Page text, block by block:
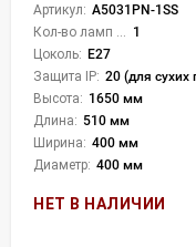
Артикул: A5031PN-1SS
1
Цоколь: E27
Защита IP: 20 (для сухих
Высота: 1650 мм
Длина: 510 мм
Ширина: 400 мм
Диаметр: 400 мм
НЕТ В НАЛИЧИИ